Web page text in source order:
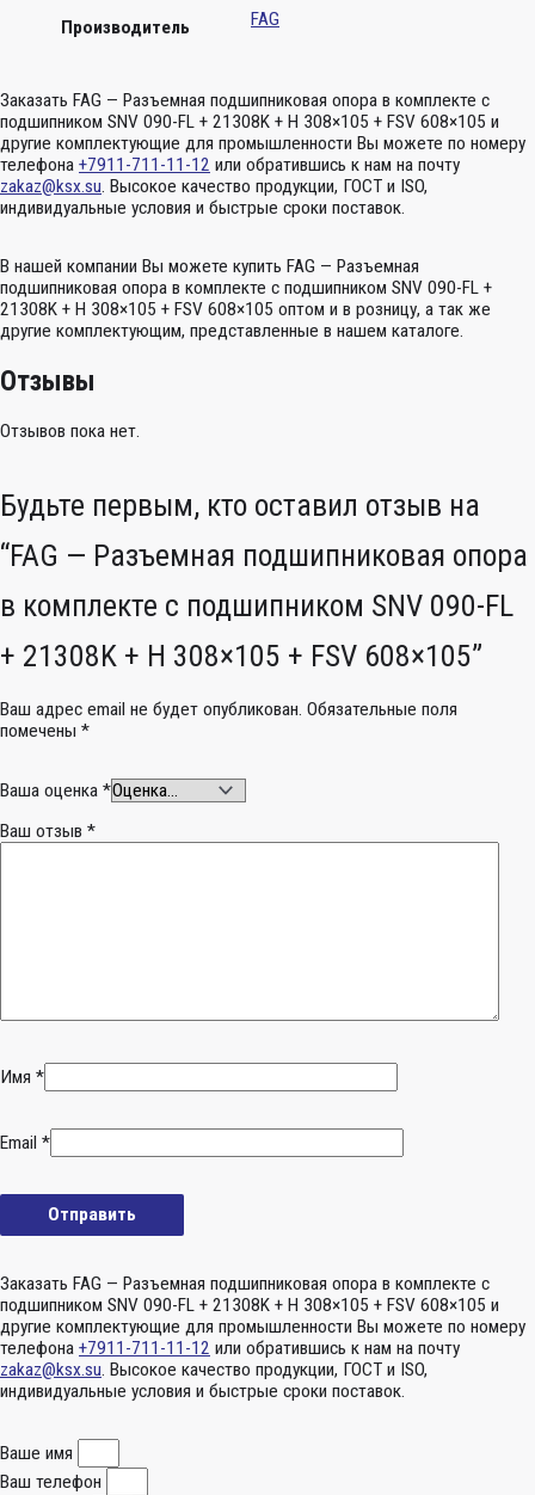
Производитель FAG
Заказать FAG — Разъемная подшипниковая опора в комплекте с
подшипником SNV 090-FL + 21308K + H 308×105 + FSV 608×105 и
другие комплектующие для промышленности Вы можете по номеру
телефона +7911-711-11-12 или обратившись к нам на почту
zakaz@ksx.su. Высокое качество продукции, ГОСТ и ISO,
индивидуальные условия и быстрые сроки поставок.
В нашей компании Вы можете купить FAG — Разъемная
подшипниковая опора в комплекте с подшипником SNV 090-FL +
21308K + H 308×105 + FSV 608×105 оптом и в розницу, а так же
другие комплектующим, представленные в нашем каталоге.
Отзывы
Отзывов пока нет.
Будьте первым, кто оставил отзыв на
“FAG — Разъемная подшипниковая опора
в комплекте с подшипником SNV 090-FL
+ 21308K + H 308×105 + FSV 608×105”
Ваш адрес email не будет опубликован. Обязательные поля
помечены *
Ваша оценка *
Ваш отзыв *
Имя *
Email *
Заказать FAG — Разъемная подшипниковая опора в комплекте с
подшипником SNV 090-FL + 21308K + H 308×105 + FSV 608×105 и
другие комплектующие для промышленности Вы можете по номеру
телефона +7911-711-11-12 или обратившись к нам на почту
zakaz@ksx.su. Высокое качество продукции, ГОСТ и ISO,
индивидуальные условия и быстрые сроки поставок.
Ваше имя
Ваш телефон